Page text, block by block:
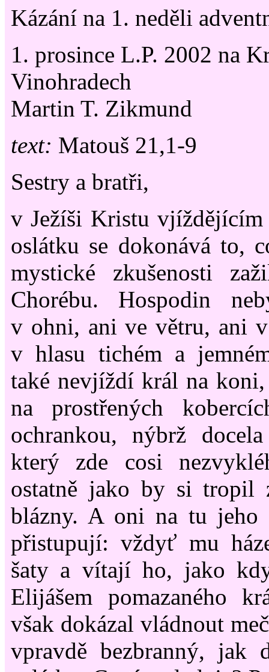
Kázání na 1. neděli
1. prosince L.P. 2002 na
Vinohradech
Martin T. Zikmund
text: Matouš 21,1-9
Sestry a bratři,
v Ježíši Kristu vjíždějícím
oslátku se dokonává to,
mystické zkušenosti
Chorébu. Hospodin
v ohni, ani ve větru, ani
v hlasu tichém a
také nevjíždí král na
na prostřených
ochrankou, nýbrž
který zde cosi
ostatně jako by si tropil
blázny. A oni na tu jeho
přistupují: vždyť mu
šaty a vítají ho, jako
Elijášem pomazaného
však dokázal vládnout
vpravdě bezbranný, jak